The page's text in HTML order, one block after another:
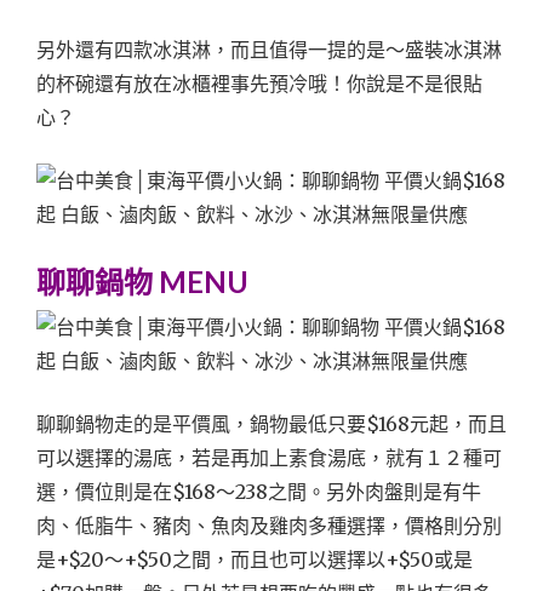
另外還有四款冰淇淋，而且值得一提的是～盛裝冰淇淋
的杯碗還有放在冰櫃裡事先預冷哦！你說是不是很貼
心？
聊聊鍋物 MENU
聊聊鍋物走的是平價風，鍋物最低只要$168元起，而且
可以選擇的湯底，若是再加上素食湯底，就有１２種可
選，價位則是在$168～238之間。另外肉盤則是有牛
肉、低脂牛、豬肉、魚肉及雞肉多種選擇，價格則分別
是+$20～+$50之間，而且也可以選擇以+$50或是